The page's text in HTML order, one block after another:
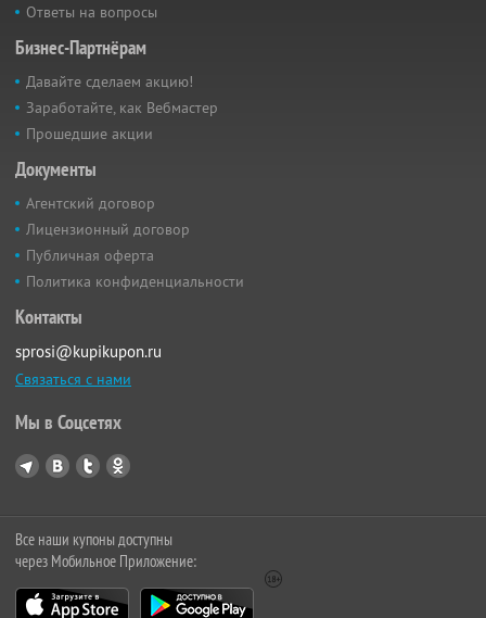
Ответы на вопросы
Бизнес-Партнёрам
Давайте сделаем акцию!
Заработайте, как Вебмастер
Прошедшие акции
Документы
Агентский договор
Лицензионный договор
Публичная оферта
Политика конфиденциальности
Контакты
sprosi@kupikupon.ru
Связаться с нами
Мы в Соцсетях
Все наши купоны доступны
через Мобильное Приложение: